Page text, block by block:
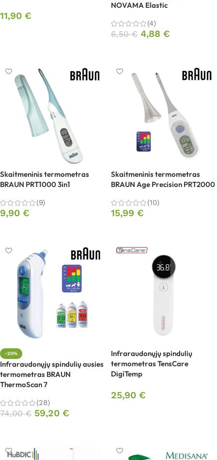
11,90 €
NOVAMA Elastic
(4)
6,50€ 4,88 €
Skaitmeninis termometras
BRAUN PRT1000 3in1
(9)
9,90 €
Skaitmeninis termometras
BRAUN Age Precision PRT2000
(10)
15,99 €
-20%
Infraraudonųjų spindulių ausies
termometras BRAUN
ThermoScan 7
(28)
74,00€ 59,20 €
Infraraudonųjų spindulių
termometras TensCare
DigiTemp
25,90 €